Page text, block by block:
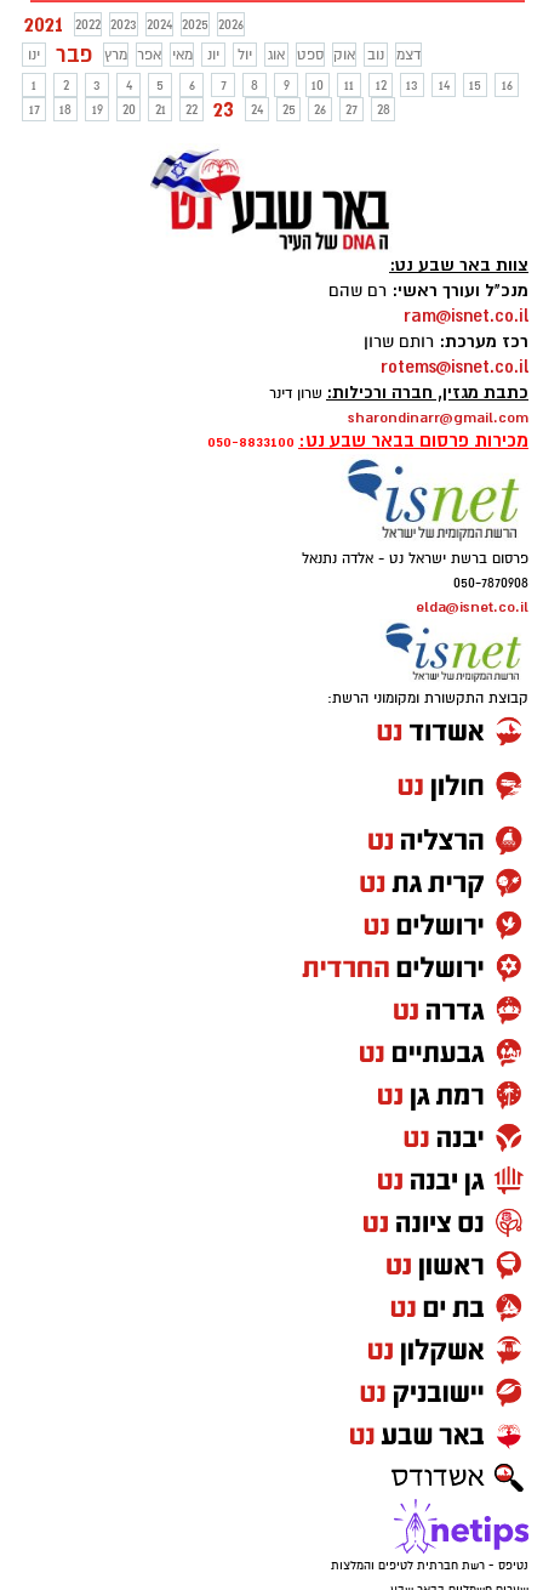
2021 2022 2023 2024 2025
2026
ינו
פבר מרץ אפר מאי יונ יול אוג ספט אוק נוב
דצמ
1
2 3 4 5 6 7 8 9 10 11 12 13 14 15
16
17
18 19 20 21 22 23 24 25 26 27 28
צוות באר שבע נט:
מנכ"ל ועורך ראשי: רם שהם
ram@isnet.co.il
רכז מערכת: רותם שרון
rotems@isnet.co.il
כתבת מגזין, חברה ורכילות: שרון דינר
sharondinarr@gmail.com
מכירות פרסום בבאר שבע נט: 050-8833100
פרסום ברשת ישראל נט - אלדה נתנאל
050-7870908
elda@isnet.co.il
קבוצת התקשורת ומקומוני הרשת:
נטיפס - רשת חברתית לטיפים והמלצות